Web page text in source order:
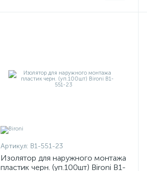
Артикул: B1-551-23
Изолятор для наружного монтажа
пластик черн. (уп.100шт) Bironi B1-